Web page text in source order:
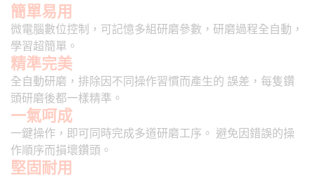
簡單易用
微電腦數位控制，可記憶多組研磨參數，研磨過程全自動，
學習超簡單。
精準完美
全自動研磨，排除因不同操作習慣而產生的 誤差，每隻鑽
頭研磨後都一樣精準。
一氣呵成
一鍵操作，即可同時完成多道研磨工序。 避免因錯誤的操
作順序而損壞鑽頭。
堅固耐用